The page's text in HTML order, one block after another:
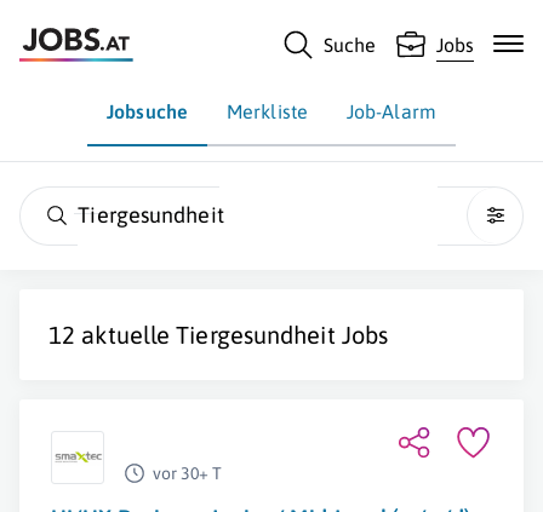
Suche Jobs
Jobsuche Merkliste Job-Alarm
Tiergesundheit
12 aktuelleTiergesundheit Jobs
vor 30+ T